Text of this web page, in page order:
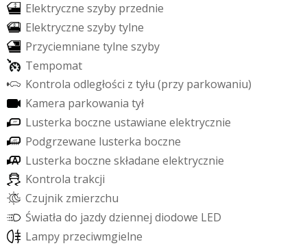
Elektryczne szyby przednie
Elektryczne szybytylne
Przyciemniane tylne szyby
Tempomat
Kontrola odległości z tyłu (przy parkowaniu)
Kamera parkowania tył
Lusterka boczne ustawiane elektrycznie
Podgrzewane lusterka boczne
Lusterka boczne składane elektrycznie
Kontrola trakcji
Czujnik zmierzchu
Światła do jazdydziennej diodowe LED
Lampy przeciwmgielne